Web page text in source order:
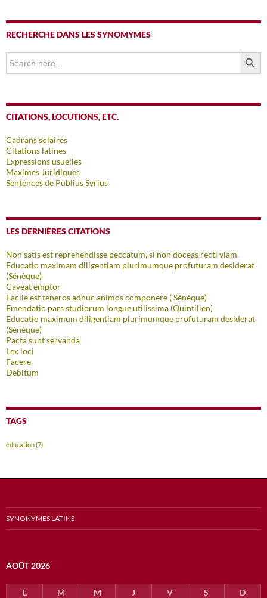
RECHERCHE DANS LES SYNOMYMES
Search
for:
SEARCH
CITATIONS, LOCUTIONS, ETC.
Cadrans solaires
Citations latines
Expressions usuelles
Maximes Juridiques
Sentences de Publius Syrius
LES DERNIÈRES CITATIONS
Non satis est reprehendisse peccatum, si non doceas recti viam.
Educatio maximam diligentiam plurimumque profuturam desiderat
(Sénèque)
Caveat emptor
Facile est teneros adhuc animos componere ( Sénèque)
Emendatio pars studiorum longue utilissima (Quintilien)
Educatio maximum diligentiam plurimumque profuturam desiderat
(Sénèque)
Pacta sunt servanda
Lex loci
Facere
Debitum
TAGS
éducation(7)
SYNONYMES LATINS
AOÛT 2026
L M M J V S D